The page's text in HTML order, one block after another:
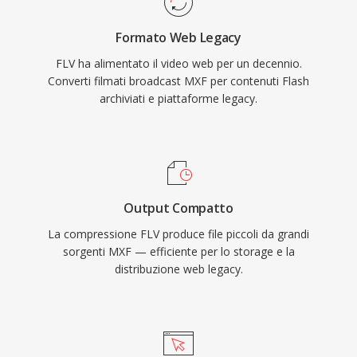
progressivo efficiente. Il contenitore supporta
metadati incorporati con punti di cue,
abilitando funzionalità interattive come la
navigazione per capitoli e gli eventi
temporizzati. FLV ha trasformato il video online
radicalmente intrattenimento, formazione e
HTML5 e i codec moderni abbiano sostituito la
distribuzione basata su Flash, i file FLV restano
in innumerevoli archivi e sistemi legacy.
Formato Web Legacy
FLV ha alimentato il video web per un decennio.
Converti filmati broadcast MXF per contenuti Flash
archiviati e piattaforme legacy.
Output Compatto
La compressione FLV produce file piccoli da grandi
sorgenti MXF — efficiente per lo storage e la
distribuzione web legacy.